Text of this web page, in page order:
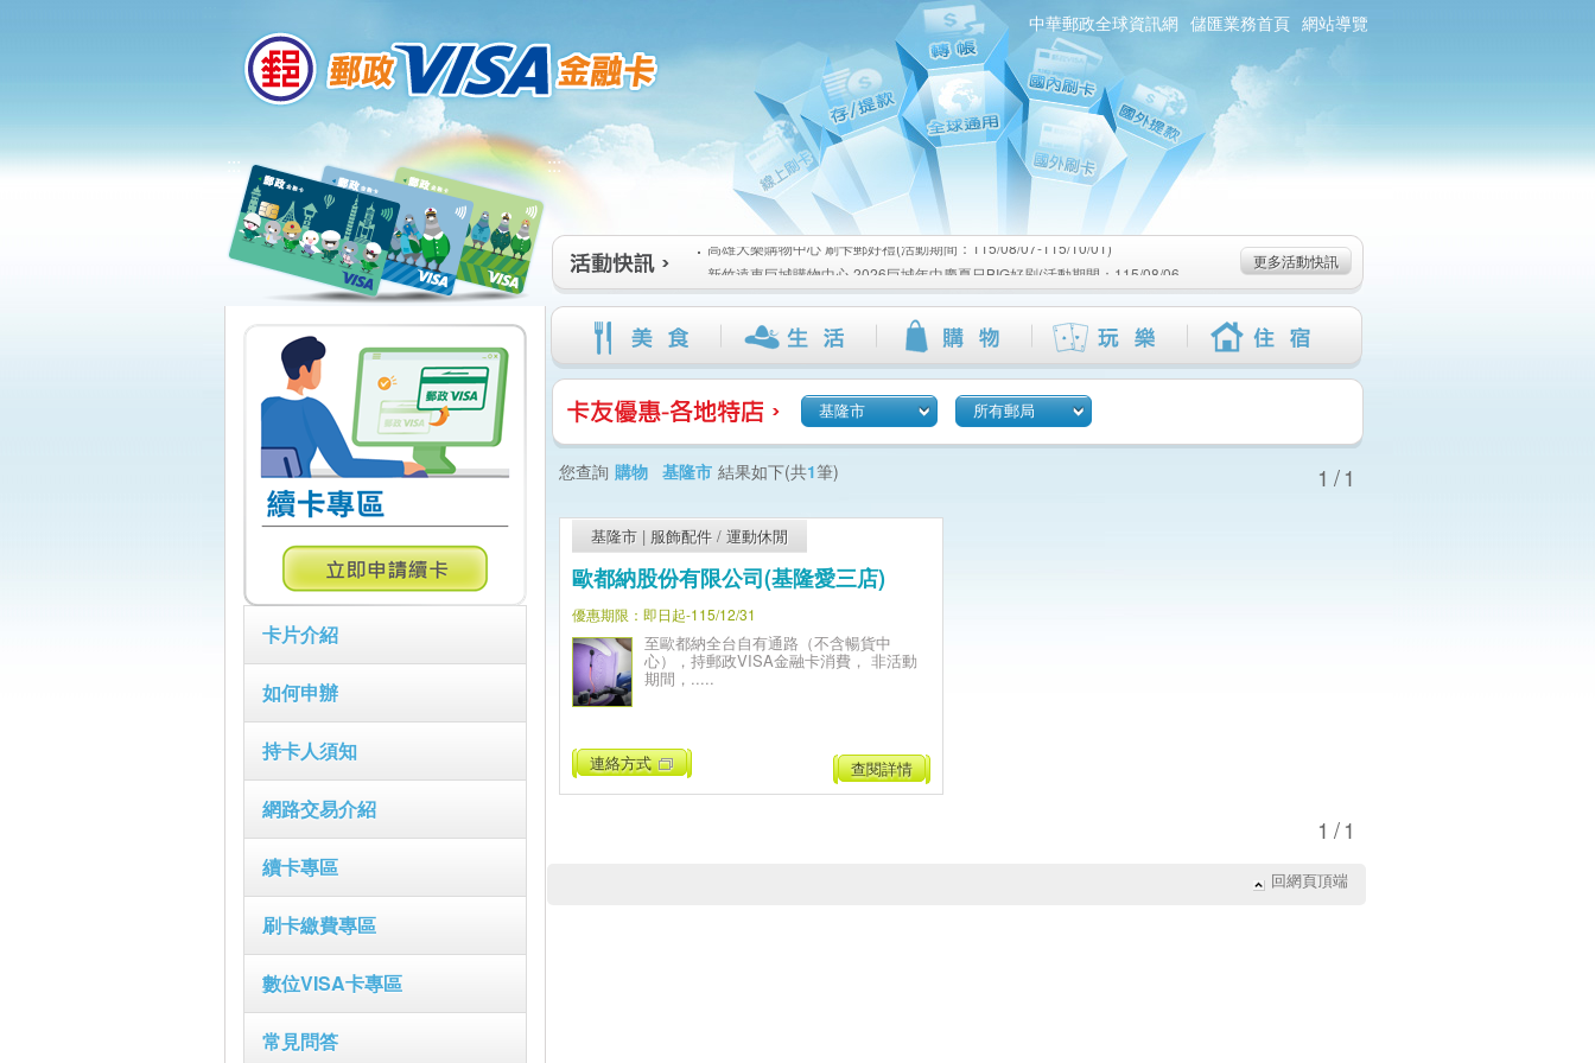
中華郵政全球資訊網 儲匯業務首頁 網站導覽
:::
卡片介紹
如何申辦
持卡人須知
網路交易介紹
續卡專區
刷卡繳費專區
數位VISA卡專區
常見問答
:::
高雄大樂購物中心 刷卡郵好禮(活動期間：115/08/07-115/10/01)
新竹遠東巨城購物中心 2026巨城年中慶夏日BIG好刷(活動期間：115/08/06-
115/08/26)
臺北三創生活 有點東西第2波 刷卡郵好禮(活動期間：115/08/06-115/09/02)
高雄大樂購物中心 刷卡郵好禮(活動期間：115/08/07-115/10/01)
新竹遠東巨城購物中心 2026巨城年中慶夏日BIG好刷(活動期間：115/08/06-
115/08/26)
臺北三創生活 有點東西第2波 刷卡郵好禮(活動期間：115/08/06-115/09/02)
更多活動快訊
基隆市 所有郵局
您查詢 購物 基隆市 結果如下(共1筆) 1/1
基隆市 | 服飾配件 / 運動休閒
歐都納股份有限公司(基隆愛三店)
優惠期限：即日起-115/12/31
至歐都納全台自有通路（不含暢貨中
心），持郵政VISA金融卡消費， 非活動
期間，.....
連絡方式 查閱詳情
1/1
回網頁頂端